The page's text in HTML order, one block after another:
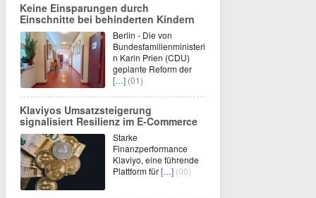
Keine Einsparungen durch
Einschnitte bei behinderten Kindern
Berlin - Die von
Bundesfamilienministeri
n Karin Prien (CDU)
geplante Reform der
[…] (01)
Klaviyos Umsatzsteigerung
signalisiert Resilienz im E-Commerce
Starke
Finanzperformance
Klaviyo, eine führende
Plattform für[…] (00)